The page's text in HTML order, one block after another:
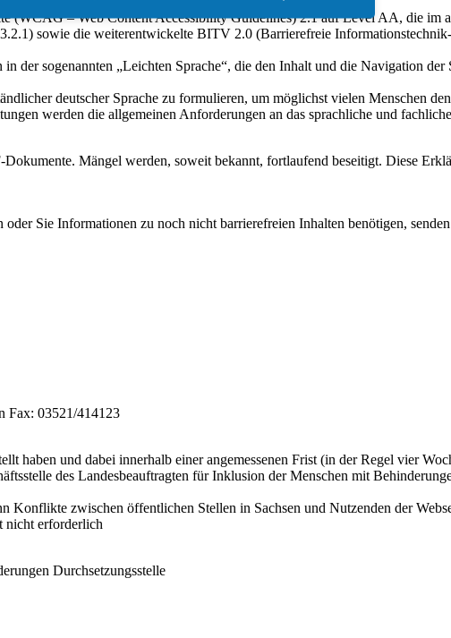
(WCAG – Web Content Accessibility Guidelines) 2.1 auf Level AA, die im
sowie die weiterentwickelte BITV 2.0 (Barrierefreie
der sogenannten „Leichten Sprache“, die den Inhalt und die Navigation der
deutscher Sprache zu formulieren, um möglichst vielen Menschen
werden die allgemeinen Anforderungen an das sprachliche und
Mängel werden, soweit bekannt, fortlaufend beseitigt. Diese
Sie Informationen zu noch nicht barrierefreien Inhalten benötigen,
Fax: 03521/414123
haben und dabei innerhalb einer angemessenen Frist (in der Regel vier
des Landesbeauftragten für Inklusion der Menschen mit
Konflikte zwischen öffentlichen Stellen in Sachsen und Nutzenden der
nicht erforderlich
Durchsetzungsstelle